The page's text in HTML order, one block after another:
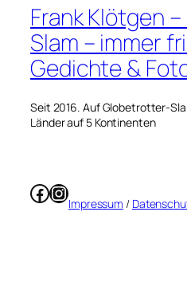
Frank Klötgen
Slam – immer
Gedichte &
Seit 2016. Auf Globetrotter-
Länder auf 5 Kontinenten
Facebook
Instagram
Impressum /